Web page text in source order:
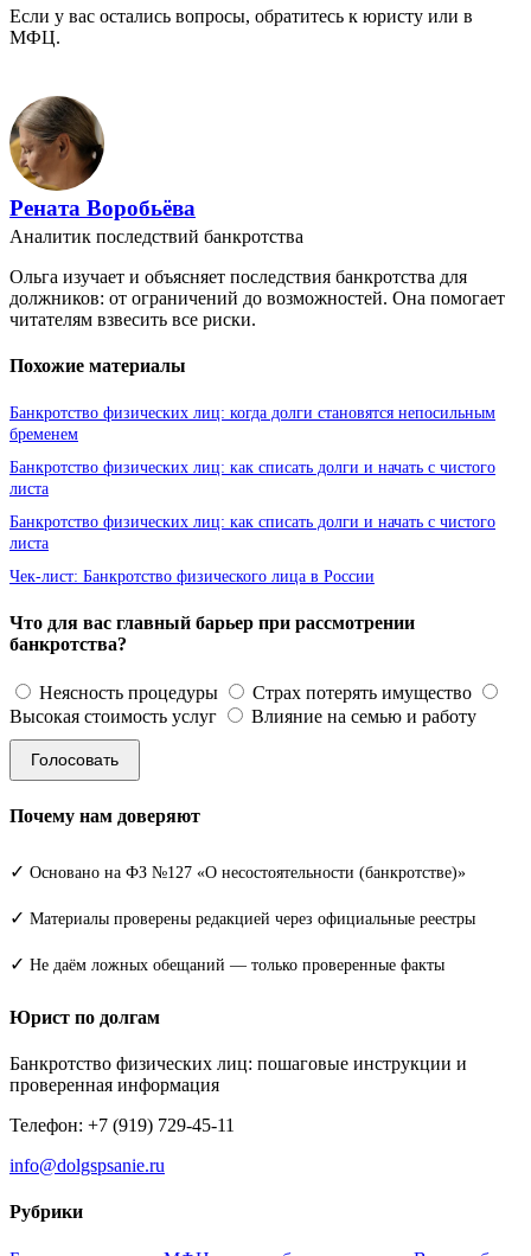
Если у вас остались вопросы, обратитесь к юристу или в
МФЦ.
Рената Воробьёва
Аналитик последствий банкротства
Ольга изучает и объясняет последствия банкротства для
должников: от ограничений до возможностей. Она помогает
читателям взвесить все риски.
Похожие материалы
Банкротство физических лиц: когда долги становятся непосильным
бременем
Банкротство физических лиц: как списать долги и начать с чистого
листа
Банкротство физических лиц: как списать долги и начать с чистого
листа
Чек-лист: Банкротство физического лица в России
Что для вас главный барьер при рассмотрении
банкротства?
Неясность процедуры
Страх потерять имущество
Высокая стоимость услуг
Влияние на семью и работу
Голосовать
Почему нам доверяют
✓ Основано на ФЗ №127 «О несостоятельности (банкротстве)»
✓ Материалы проверены редакцией через официальные реестры
✓ Не даём ложных обещаний — только проверенные факты
Юрист по долгам
Банкротство физических лиц: пошаговые инструкции и
проверенная информация
Телефон: +7 (919) 729-45-11
info@dolgspsanie.ru
Рубрики